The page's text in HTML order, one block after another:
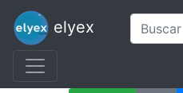
elyex